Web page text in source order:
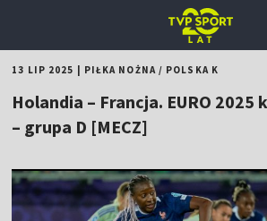
13 LIP 2025 PIŁKA NOŻNA/ POLSKA K
Holandia – Francja. EURO 2025
– grupa D [MECZ]